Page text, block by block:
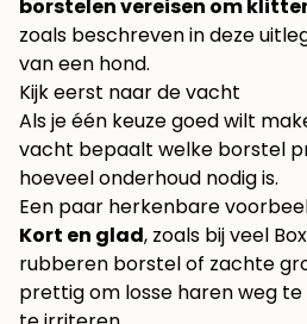
borstelen vereisen om
zoals beschreven in deze
van een hond.
Kijk eerst naar de vacht
Als je één keuze goed wilt
vacht bepaalt welke borstel
hoeveel onderhoud nodig is.
Een paar herkenbare
Kort en glad, zoals bij veel
rubberen borstel of zachte
prettig om losse haren weg te